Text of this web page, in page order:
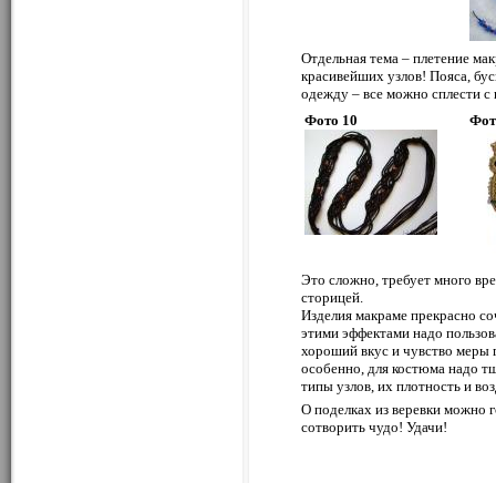
Отдельная тема – плетение
красивейших узлов! Пояса,
одежду – все можно сплести
Фото 10
Это сложно, требует много
сторицей.
Изделия макраме прекрасно
этими эффектами надо
хороший вкус и чувство меры
особенно, для костюма надо
типы узлов, их плотность и
О поделках из веревки можно
сотворить чудо! Удачи!